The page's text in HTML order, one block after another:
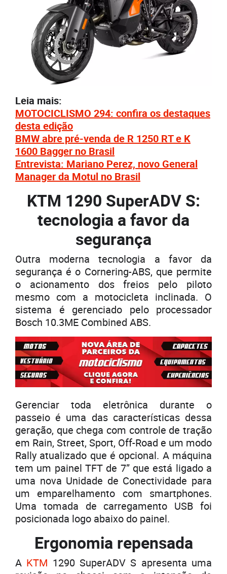
Leia mais:
MOTOCICLISMO 294: confira os destaques
desta edição
BMW abre pré-venda de R 1250 RT e K
1600 Bagger no Brasil
Entrevista: Mariano Perez, novo General
Manager da Motul no Brasil
KTM 1290 SuperADV S:
tecnologia a favor da
segurança
Outra moderna tecnologia a favor da
segurança é o Cornering-ABS, que permite
o acionamento dos freios pelo piloto
mesmo com a motocicleta inclinada. O
sistema é gerenciado pelo processador
Bosch 10.3ME Combined ABS.
Gerenciar toda eletrônica durante o
passeio é uma das características dessa
geração, que chega com controle de tração
em Rain, Street, Sport, Off-Road e um modo
Rally atualizado que é opcional. A máquina
tem um painel TFT de 7” que está ligado a
uma nova Unidade de Conectividade para
um emparelhamento com smartphones.
Uma tomada de carregamento USB foi
posicionada logo abaixo do painel.
Ergonomia repensada
A KTM 1290 SuperADV S apresenta uma